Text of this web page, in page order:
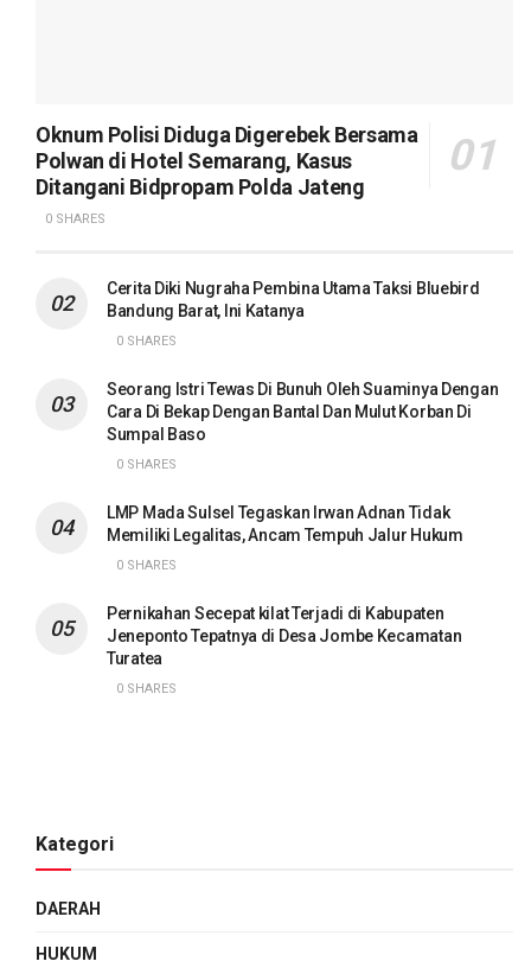
Oknum Polisi Diduga Digerebek Bersama
Polwan di Hotel Semarang, Kasus
Ditangani Bidpropam Polda Jateng
0 SHARES
Cerita Diki Nugraha Pembina Utama Taksi Bluebird
Bandung Barat, Ini Katanya
0 SHARES
Seorang Istri Tewas Di Bunuh Oleh Suaminya Dengan
Cara Di Bekap Dengan Bantal Dan Mulut Korban Di
Sumpal Baso
0 SHARES
LMP Mada Sulsel Tegaskan Irwan Adnan Tidak
Memiliki Legalitas, Ancam Tempuh Jalur Hukum
0 SHARES
Pernikahan Secepat kilat Terjadi di Kabupaten
Jeneponto Tepatnya di Desa Jombe Kecamatan
Turatea
0 SHARES
Kategori
DAERAH
HUKUM